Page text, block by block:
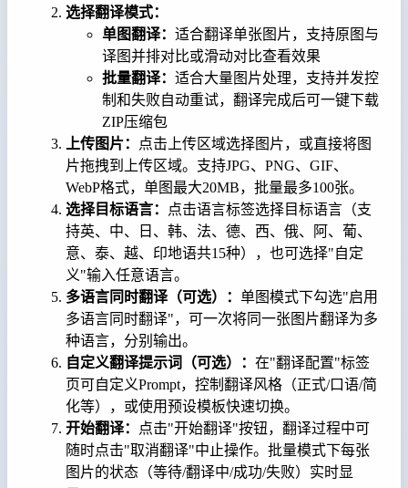
选择翻译模式：
单图翻译： 适合翻译单张图片，支持原图与
译图并排对比或滑动对比查看效果
批量翻译： 适合大量图片处理，支持并发控
制和失败自动重试，翻译完成后可一键下载
ZIP压缩包
上传图片：
点击上传区域选择图片，或直接将图
片拖拽到上传区域。支持JPG、PNG、GIF、
WebP格式，单图最大20MB，批量最多100张。
选择目标语言：
点击语言标签选择目标语言（支
持英、中、日、韩、法、德、西、俄、阿、葡、
意、泰、越、印地语共15种），也可选择"自定
义"输入任意语言。
多语言同时翻译（可选）： 单图模式下勾选"启用
多语言同时翻译"，可一次将同一张图片翻译为多
种语言，分别输出。
自定义翻译提示词（可选）： 在"翻译配置"标签
页可自定义Prompt，控制翻译风格（正式/口语/简
化等），或使用预设模板快速切换。
开始翻译：
点击"开始翻译"按钮，翻译过程中可
随时点击"取消翻译"中止操作。批量模式下每张
图片的状态（等待/翻译中/成功/失败）实时显